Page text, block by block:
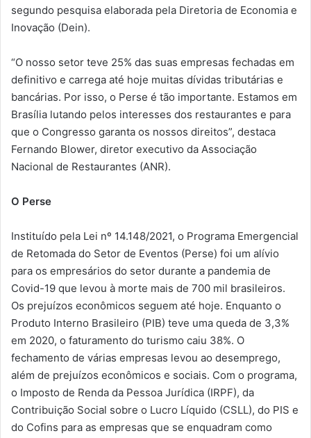
segundo pesquisa elaborada pela Diretoria de Economia e
Inovação (Dein).
“O nosso setor teve 25% das suas empresas fechadas em
definitivo e carrega até hoje muitas dívidas tributárias e
bancárias. Por isso, o Perse é tão importante. Estamos em
Brasília lutando pelos interesses dos restaurantes e para
que o Congresso garanta os nossos direitos”, destaca
Fernando Blower, diretor executivo da Associação
Nacional de Restaurantes (ANR).
O Perse
Instituído pela Lei nº 14.148/2021, o Programa Emergencial
de Retomada do Setor de Eventos (Perse) foi um alívio
para os empresários do setor durante a pandemia de
Covid-19 que levou à morte mais de 700 mil brasileiros.
Os prejuízos econômicos seguem até hoje. Enquanto o
Produto Interno Brasileiro (PIB) teve uma queda de 3,3%
em 2020, o faturamento do turismo caiu 38%. O
fechamento de várias empresas levou ao desemprego,
além de prejuízos econômicos e sociais. Com o programa,
o Imposto de Renda da Pessoa Jurídica (IRPF), da
Contribuição Social sobre o Lucro Líquido (CSLL), do PIS e
do Cofins para as empresas que se enquadram como